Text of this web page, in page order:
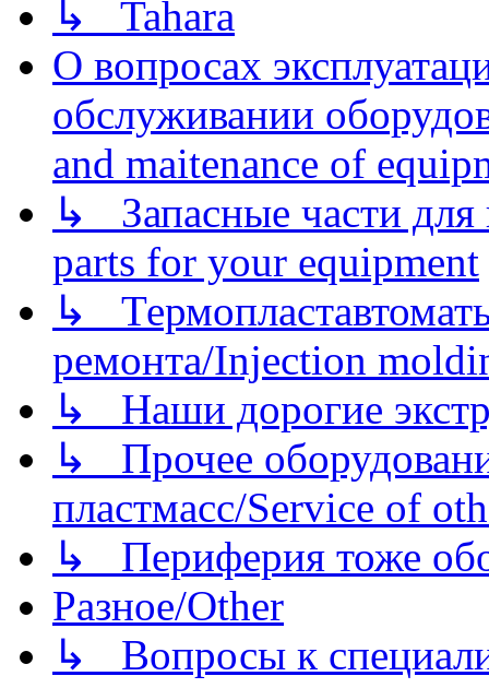
↳ Tahara
О вопросах
обслуживании
and maitenance of
↳ Запасные части для
parts for your equipment
↳
ремонта/Injection
↳ Наши дорогие
↳ Прочее
пластмасс/Service of
↳ Периферия тоже
Разное/Other
↳ Вопросы к